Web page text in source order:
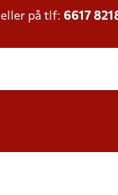
eller på tlf: 6617